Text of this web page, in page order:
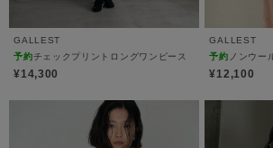
GALLEST
予約チェックプリントロングワンピース
¥14,300
GALLEST
予約 ノンウー
¥12,100